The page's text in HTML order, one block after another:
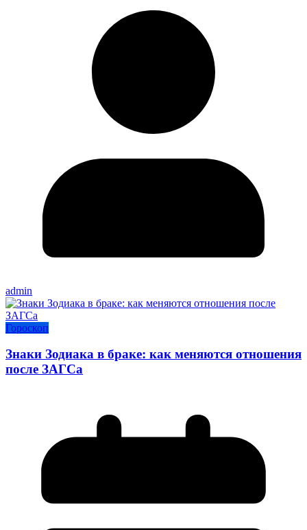
admin
Гороскоп
Знаки Зодиака в браке: как меняются отношения
после ЗАГСа